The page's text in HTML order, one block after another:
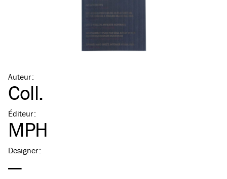
Auteur:
Coll.
Éditeur:
MPH
Designer:
—